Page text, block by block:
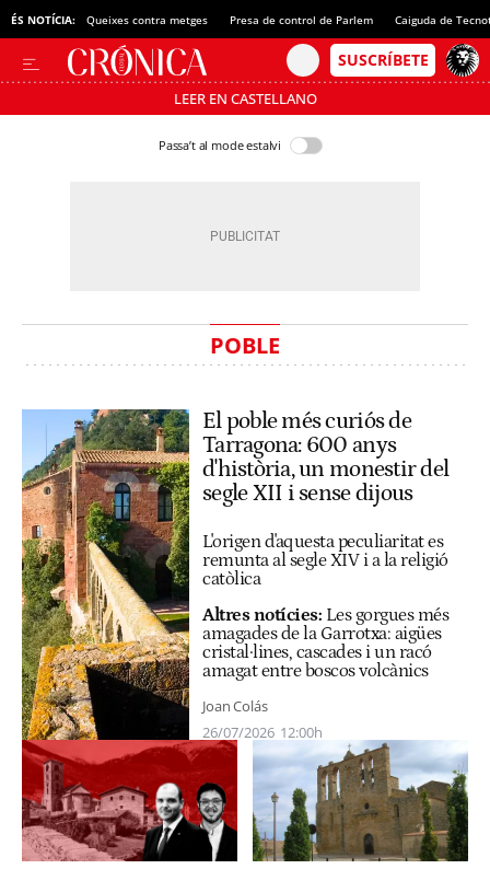
ÉS NOTÍCIA: Queixes contra metges Presa de control de Parlem Caiguda de
LEER EN CASTELLANO
Passa’t al mode estalvi
POBLE
El poble més curiós de
Tarragona: 600 anys
d'història, un monestir del
segle XII i sense dijous
L'origen d'aquesta peculiaritat es
remunta al segle XIV i a la religió
catòlica
Altres notícies: Les gorgues més
amagades de la Garrotxa: aigües
cristal·lines, cascades i un racó
amagat entre boscos volcànics
Joan Colás
26/07/2026 12:00h